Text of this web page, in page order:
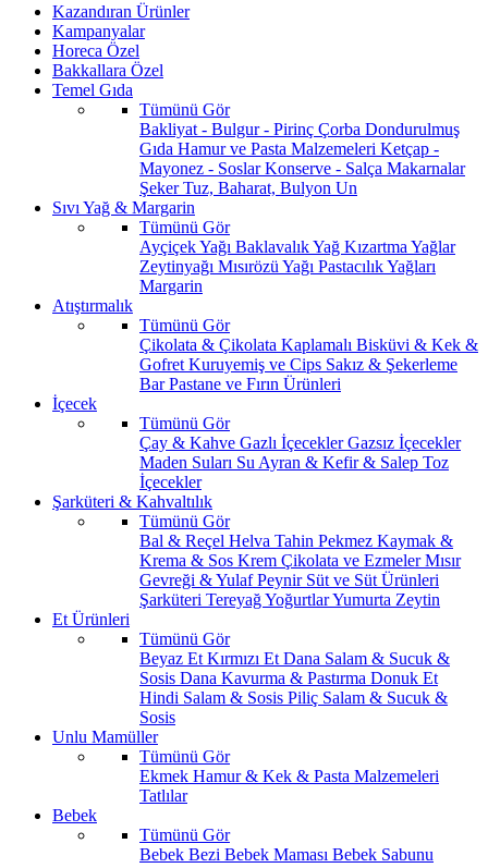
Kazandıran Ürünler
Kampanyalar
Horeca Özel
Bakkallara Özel
Temel Gıda
Tümünü Gör
Bakliyat - Bulgur - Pirinç Çorba Dondurulmuş
Gıda Hamur ve Pasta Malzemeleri Ketçap -
Mayonez - SoslarKonserve - Salça Makarnalar
ŞekerTuz, Baharat, Bulyon Un
Sıvı Yağ & Margarin
Tümünü Gör
Ayçiçek Yağı Baklavalık Yağ Kızartma Yağlar
Zeytinyağı Mısırözü Yağı Pastacılık Yağları
Margarin
Atıştırmalık
Tümünü Gör
Çikolata & Çikolata Kaplamalı Bisküvi & Kek &
Gofret Kuruyemiş ve Cips Sakız & Şekerleme
BarPastane ve Fırın Ürünleri
İçecek
Tümünü Gör
Çay & Kahve Gazlı İçeceklerGazsız İçecekler
Maden Suları Su Ayran & Kefir & Salep Toz
İçecekler
Şarküteri & Kahvaltılık
Tümünü Gör
Bal & Reçel Helva Tahin Pekmez Kaymak &
Krema & Sos Krem Çikolata ve EzmelerMısır
Gevreği & YulafPeynir Süt ve Süt Ürünleri
Şarküteri TereyağYoğurtlarYumurta Zeytin
Et Ürünleri
Tümünü Gör
Beyaz Et Kırmızı Et Dana Salam & Sucuk &
Sosis Dana Kavurma & Pastırma Donuk Et
Hindi Salam & Sosis Piliç Salam & Sucuk &
Sosis
Unlu Mamüller
Tümünü Gör
Ekmek Hamur & Kek & Pasta Malzemeleri
Tatlılar
Bebek
Tümünü Gör
Bebek Bezi Bebek Maması Bebek Sabunu